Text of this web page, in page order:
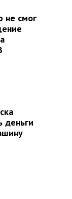
не смог
деньги